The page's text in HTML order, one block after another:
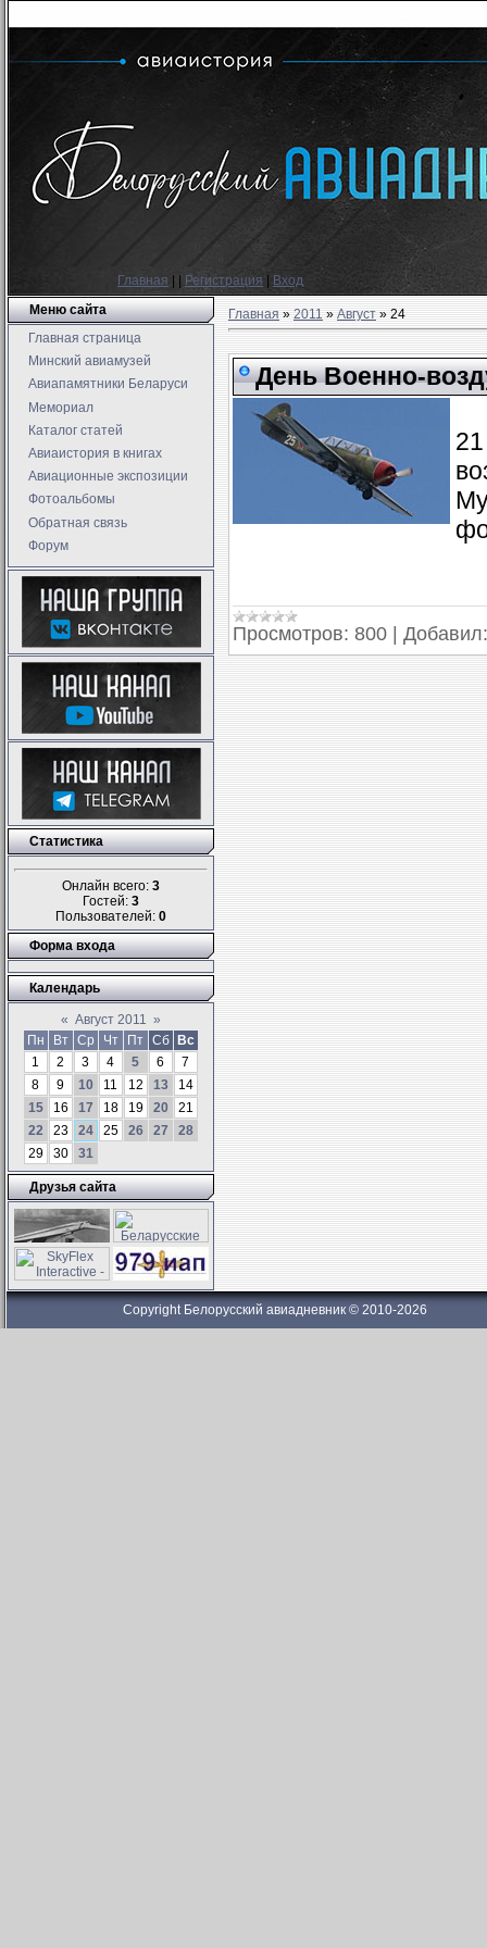
Главная Регистрация
Вход
Меню сайта
Главная страница
Минский авиамузей
Авиапамятники Беларуси
Мемориал
Каталог статей
Авиаистория в книгах
Авиационные экспозиции
Фотоальбомы
Обратная связь
Форум
Статистика
Онлайн всего: 3
Гостей: 3
Пользователей: 0
Форма входа
Календарь
« Август 2011 »
Пн
Вт Ср Чт Пт Сб
Вс
1
2 3 4 5 6
7
8
9 10 11 12 13
14
15
16 17 18 19 20
21
22
23 24 25 26 27
28
29
30 31
Друзья сайта
Главная»2011 » Август » 24
День Военно-
Просмотров: 800 Добавил:
Copyright Белорусский авиадневник © 2010-2026